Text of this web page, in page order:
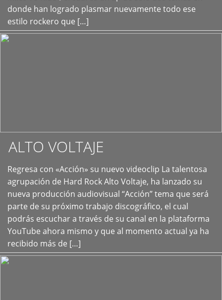
donde han logrado plasmar nuevamente todo ese
estilo rockero que […]
ALTO VOLTAJE
Regresa con «Acción» su nuevo videoclip La talentosa
agrupación de Hard Rock Alto Voltaje, ha lanzado su
nueva producción audiovisual “Acción” tema que será
parte de su próximo trabajo discográfico, el cual
podrás escuchar a través de su canal en la plataforma
YouTube ahora mismo y que al momento actual ya ha
recibido más de […]
+